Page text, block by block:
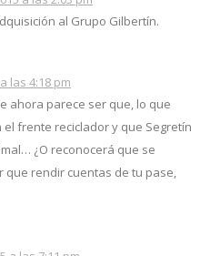
al Grupo Gilbertín.
las 4:18 pm
ahora parece ser que, lo que
frente reciclador y que Segretín
¿O reconocerá que se
que rendir cuentas de tu pase,